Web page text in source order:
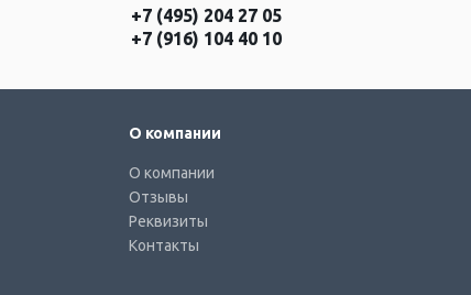
+7 (495) 204 27 05
+7 (916) 104 40 10
О компании
О компании
Отзывы
Реквизиты
Контакты